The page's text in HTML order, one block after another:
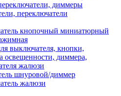
диммеры
переключатели
кнопочный миниатюрный
выключателя, кнопки,
освещенности, диммера,
жалюзи
шнуровой/диммер
жалюзи